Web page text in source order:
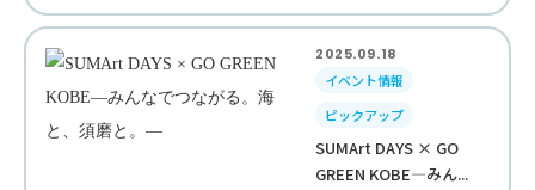
2025.09.18
イベント情報
ピックアップ
SUMArt DAYS × GO
GREEN KOBE—みん...